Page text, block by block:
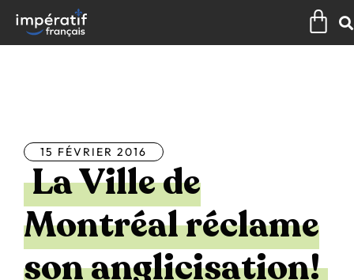
contenu
15 FÉVRIER 2016
La Ville de
Montréal réclame
son anglicisation!